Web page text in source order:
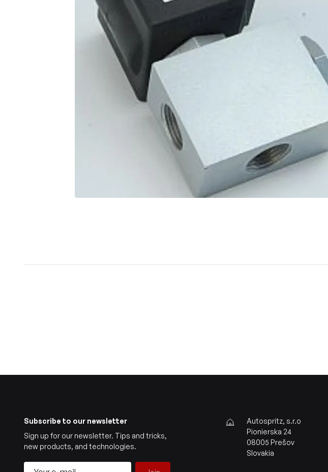
Subscribe to our newsletter
Sign up for our newsletter. Tips and tricks,
new products, and technologies.
Autospritz, s.r.o
Pionierska 24
08005 Prešov
Slovakia